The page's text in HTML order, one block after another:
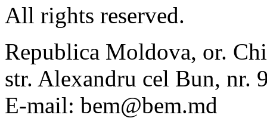
All rights reserved.
Republica Moldova, or.
str. Alexandru cel Bun, nr.
E-mail: bem@bem.md